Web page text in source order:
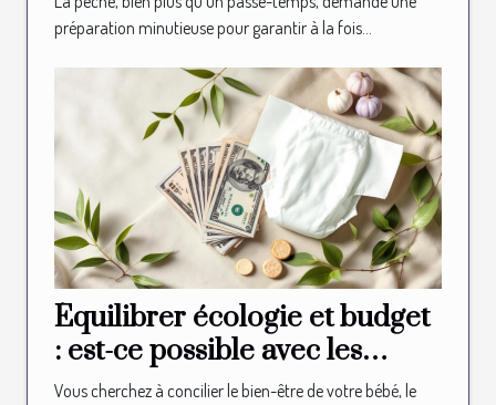
préparation minutieuse pour garantir à la fois...
Équilibrer écologie et budget
: est-ce possible avec les
couches bio ?
Vous cherchez à concilier le bien-être de votre bébé, le